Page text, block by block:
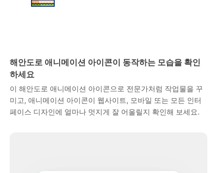
해안도로 애니메이션 아이콘이 동작하는 모습을 확인
하세요
이 해안도로 애니메이션 아이콘으로 전문가처럼 작업물을 꾸
미고, 애니메이션 아이콘이 웹사이트, 모바일 또는 모든 인터
페이스 디자인에 얼마나 멋지게 잘 어울릴지 확인해 보세요.